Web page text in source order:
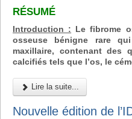
RÉSUMÉ
Introduction : Le fibrome
osseuse bénigne rare
maxillaire, contenant des
calcifiés tels que l’os, le
Lire la suite...
Nouvelle édition de